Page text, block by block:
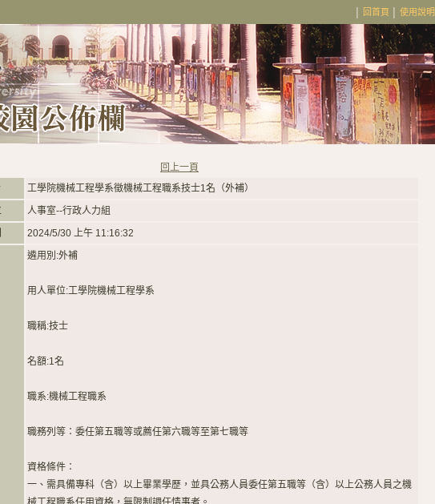
回首頁 使用說明
回上一頁
工學院機械工程學系徵機械工程職系技士1名（外補）
人事室--行政人力組
2024/5/30 上午 11:16:32
遴用別:外補
用人單位:工學院機械工程學系
職稱:技士
名額:1名
職系:機械工程職系
職務列等：委任第五職等或薦任第六職等至第七職等
資格條件：
一、需具備專科（含）以上畢業學歷，並具公務人員委任第五職等（含）以上公務人員之機